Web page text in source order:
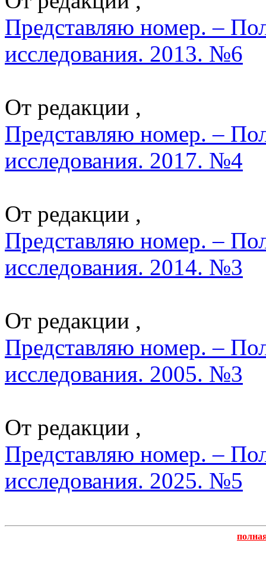
Представляю номер. –
исследования. 2013. №6
От редакции ,
Представляю номер. –
исследования. 2017. №4
От редакции ,
Представляю номер. –
исследования. 2014. №3
От редакции ,
Представляю номер. –
исследования. 2005. №3
От редакции ,
Представляю номер. –
исследования. 2025. №5